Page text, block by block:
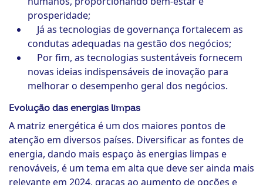
prosperidade;
Já as tecnologias de governança fortalecem as
condutas adequadas na gestão dos negócios;
Por fim, as tecnologias sustentáveis fornecem
novas ideias indispensáveis de inovação para
melhorar o desempenho geral dos negócios.
Evolução das energias limpas
A matriz energética é um dos maiores pontos de
atenção em diversos países. Diversificar as fontes de
energia, dando mais espaço às energias limpas e
renováveis, é um tema em alta que deve ser ainda mais
relevante em 2024, graças ao aumento de opções e